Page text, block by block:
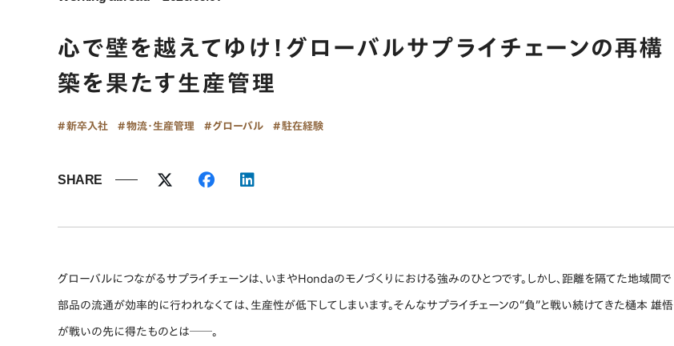
心で壁を越えてゆけ！グローバルサプライチェーンの再構
築を果たす生産管理
新卒入社 物流・生産管理 グローバル 駐在経験
SHARE
グローバルにつながるサプライチェーンは、いまやHondaのモノづくりにおける強みのひとつです。しかし、距離を隔てた地域間で
部品の流通が効率的に行われなくては、生産性が低下してしまいます。そんなサプライチェーンの“負”と戦い続けてきた樋本 雄悟
が戦いの先に得たものとは──。